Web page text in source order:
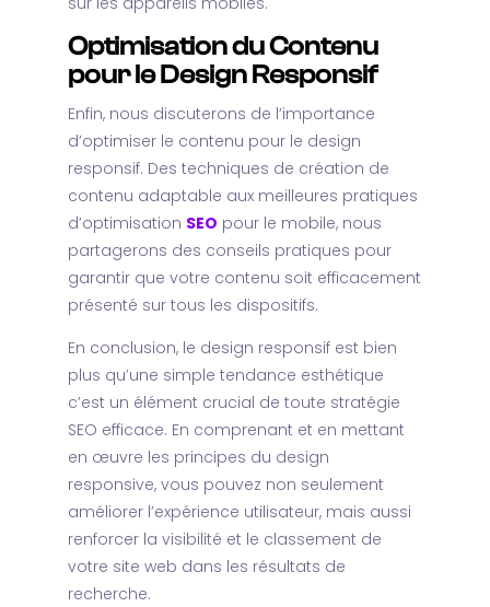
Optimisation du Contenu
pour le Design Responsif
Enfin, nous discuterons de l’importance
d’optimiser le contenu pour le design
responsif. Des techniques de création de
contenu adaptable aux meilleures pratiques
d’optimisation SEO pour le mobile, nous
partagerons des conseils pratiques pour
garantir que votre contenu soit efficacement
présenté sur tous les dispositifs.
En conclusion, le design responsif est bien
plus qu’une simple tendance esthétique
c’est un élément crucial de toute stratégie
SEO efficace. En comprenant et en mettant
en œuvre les principes du design
responsive, vous pouvez non seulement
améliorer l’expérience utilisateur, mais aussi
renforcer la visibilité et le classement de
votre site web dans les résultats de
recherche.